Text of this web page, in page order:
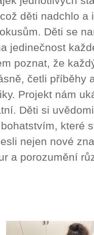
děti nadchlo a
Děti se
jedinečnost
poznat, že
četli příběhy
Projekt nám
Děti si
které
nejen nové
a porozumění